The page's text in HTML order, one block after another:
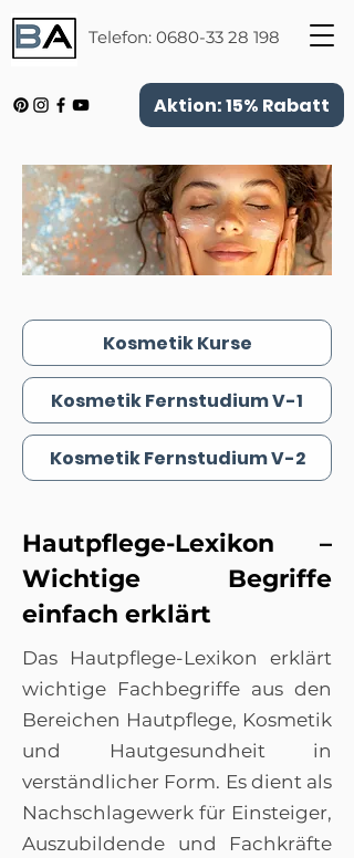
Telefon: 0680-33 28 198
Aktion: 15% Rabatt
Kosmetik Kurse
Kosmetik Fernstudium V-1
Kosmetik Fernstudium V-2
Hautpflege-Lexikon –
Wichtige Begriffe
einfach erklärt
Das Hautpflege-Lexikon erklärt
wichtige Fachbegriffe aus den
Bereichen Hautpflege, Kosmetik
und Hautgesundheit in
verständlicher Form. Es dient als
Nachschlagewerk für Einsteiger,
Auszubildende und Fachkräfte